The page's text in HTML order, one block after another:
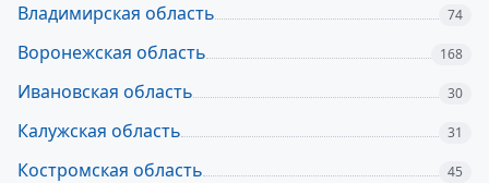
Владимирская область 74
Воронежская область 168
Ивановская область 30
Калужская область 31
Костромская область 45